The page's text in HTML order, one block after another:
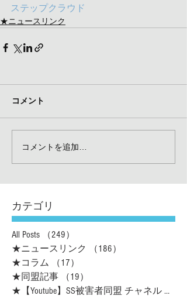
ステップクラウド
★ニュースリンク
コメント
コメントを追加…
カテゴリ
All Posts （249）
★ニュースリンク
（186）
★コラム
（17）
★同盟記事
（19）
★【Youtube】SS被害者同盟 チャネル （16）